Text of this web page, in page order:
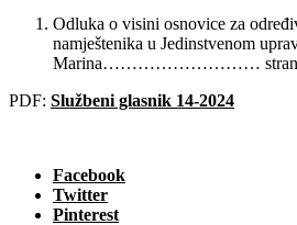
Odluka o visini osnovice za
namještenika u Jedinstvenom
Marina………………………
PDF: Službeni glasnik 14-2024
Facebook
Twitter
Pinterest